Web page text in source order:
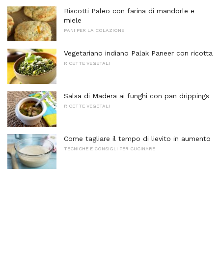
Biscotti Paleo con farina di mandorle e
miele
PANI PER LA COLAZIONE
Vegetariano indiano Palak Paneer con ricotta
RICETTE VEGETALI
Salsa di Madera ai funghi con pan drippings
RICETTE VEGETALI
Come tagliare il tempo di lievito in aumento
TECNICHE E CONSIGLI PER CUCINARE